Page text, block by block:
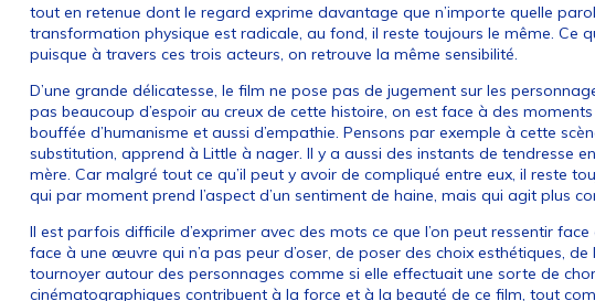
tout en retenue dont le regard exprime davantage que n’importe quelle
transformation physique est radicale, au fond, il reste toujours le même. Ce
puisque à travers ces trois acteurs, on retrouve la même sensibilité.
D’une grande délicatesse, le film ne pose pas de jugement sur les
pas beaucoup d’espoir au creux de cette histoire, on est face à des
bouffée d’humanisme et aussi d’empathie. Pensons par exemple à cette
substitution, apprend à Little à nager. Il y a aussi des instants de tendresse
mère. Car malgré tout ce qu’il peut y avoir de compliqué entre eux, il reste
qui par moment prend l’aspect d’un sentiment de haine, mais qui agit plus
Il est parfois difficile d’exprimer avec des mots ce que l’on peut ressentir face
face à une œuvre qui n’a pas peur d’oser, de poser des choix esthétiques,
tournoyer autour des personnages comme si elle effectuait une sorte de
cinématographiques contribuent à la force et à la beauté de ce film, tout